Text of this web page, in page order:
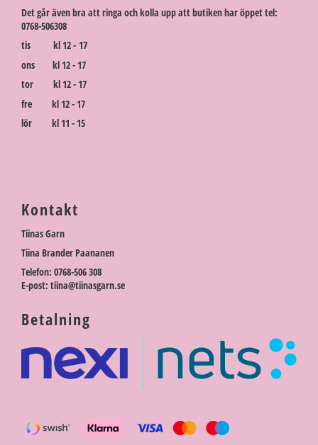
Det går även bra att ringa och kolla upp att butiken har öppet tel:
0768-506308
tis kl 12 - 17
ons kl 12 - 17
tor kl 12 - 17
fre kl 12 - 17
lör kl 11 - 15
Kontakt
Tiinas Garn
Tiina Brander Paananen
Telefon: 0768-506 308
E-post: tiina@tiinasgarn.se
Betalning